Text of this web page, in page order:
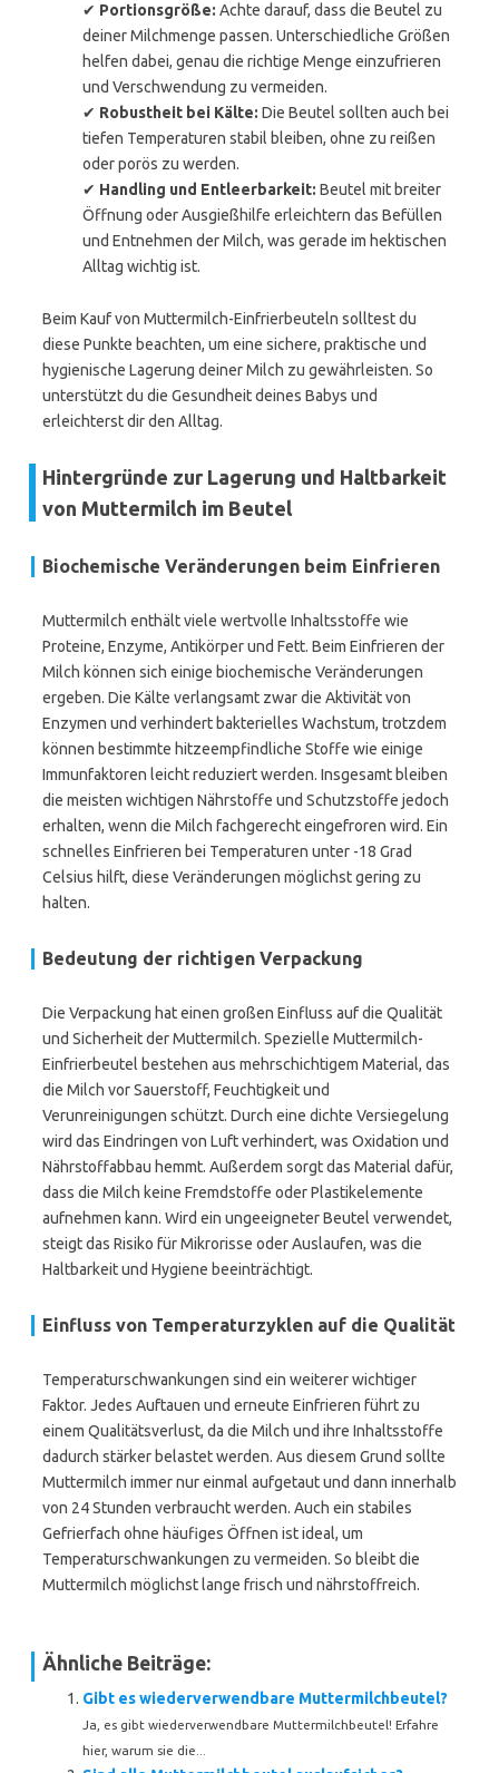
✔ Portionsgröße: Achte darauf, dass die Beutel zu
deiner Milchmenge passen. Unterschiedliche Größen
helfen dabei, genau die richtige Menge einzufrieren
und Verschwendung zu vermeiden.
✔ Robustheit bei Kälte: Die Beutel sollten auch bei
tiefen Temperaturen stabil bleiben, ohne zu reißen
oder porös zu werden.
✔ Handling und Entleerbarkeit: Beutel mit breiter
Öffnung oder Ausgießhilfe erleichtern das Befüllen
und Entnehmen der Milch, was gerade im hektischen
Alltag wichtig ist.
Beim Kauf von Muttermilch-Einfrierbeuteln solltest du
diese Punkte beachten, um eine sichere, praktische und
hygienische Lagerung deiner Milch zu gewährleisten. So
unterstützt du die Gesundheit deines Babys und
erleichterst dir den Alltag.
Hintergründe zur Lagerung und Haltbarkeit
von Muttermilch im Beutel
Biochemische Veränderungen beim Einfrieren
Muttermilch enthält viele wertvolle Inhaltsstoffe wie
Proteine, Enzyme, Antikörper und Fett. Beim Einfrieren der
Milch können sich einige biochemische Veränderungen
ergeben. Die Kälte verlangsamt zwar die Aktivität von
Enzymen und verhindert bakterielles Wachstum, trotzdem
können bestimmte hitzeempfindliche Stoffe wie einige
Immunfaktoren leicht reduziert werden. Insgesamt bleiben
die meisten wichtigen Nährstoffe und Schutzstoffe jedoch
erhalten, wenn die Milch fachgerecht eingefroren wird. Ein
schnelles Einfrieren bei Temperaturen unter -18 Grad
Celsius hilft, diese Veränderungen möglichst gering zu
halten.
Bedeutung der richtigen Verpackung
Die Verpackung hat einen großen Einfluss auf die Qualität
und Sicherheit der Muttermilch. Spezielle Muttermilch-
Einfrierbeutel bestehen aus mehrschichtigem Material, das
die Milch vor Sauerstoff, Feuchtigkeit und
Verunreinigungen schützt. Durch eine dichte Versiegelung
wird das Eindringen von Luft verhindert, was Oxidation und
Nährstoffabbau hemmt. Außerdem sorgt das Material dafür,
dass die Milch keine Fremdstoffe oder Plastikelemente
aufnehmen kann. Wird ein ungeeigneter Beutel verwendet,
steigt das Risiko für Mikrorisse oder Auslaufen, was die
Haltbarkeit und Hygiene beeinträchtigt.
Einfluss von Temperaturzyklen auf die Qualität
Temperaturschwankungen sind ein weiterer wichtiger
Faktor. Jedes Auftauen und erneute Einfrieren führt zu
einem Qualitätsverlust, da die Milch und ihre Inhaltsstoffe
dadurch stärker belastet werden. Aus diesem Grund sollte
Muttermilch immer nur einmal aufgetaut und dann innerhalb
von 24 Stunden verbraucht werden. Auch ein stabiles
Gefrierfach ohne häufiges Öffnen ist ideal, um
Temperaturschwankungen zu vermeiden. So bleibt die
Muttermilch möglichst lange frisch und nährstoffreich.
Ähnliche Beiträge:
Gibt es wiederverwendbare Muttermilchbeutel?
Ja, es gibt wiederverwendbare Muttermilchbeutel! Erfahre
hier, warum sie die...